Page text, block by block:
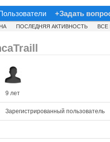
+Задать
ПОСЛЕДНЯЯ АКТИВНОСТЬ
9 лет
Зарегистрированный пользователь